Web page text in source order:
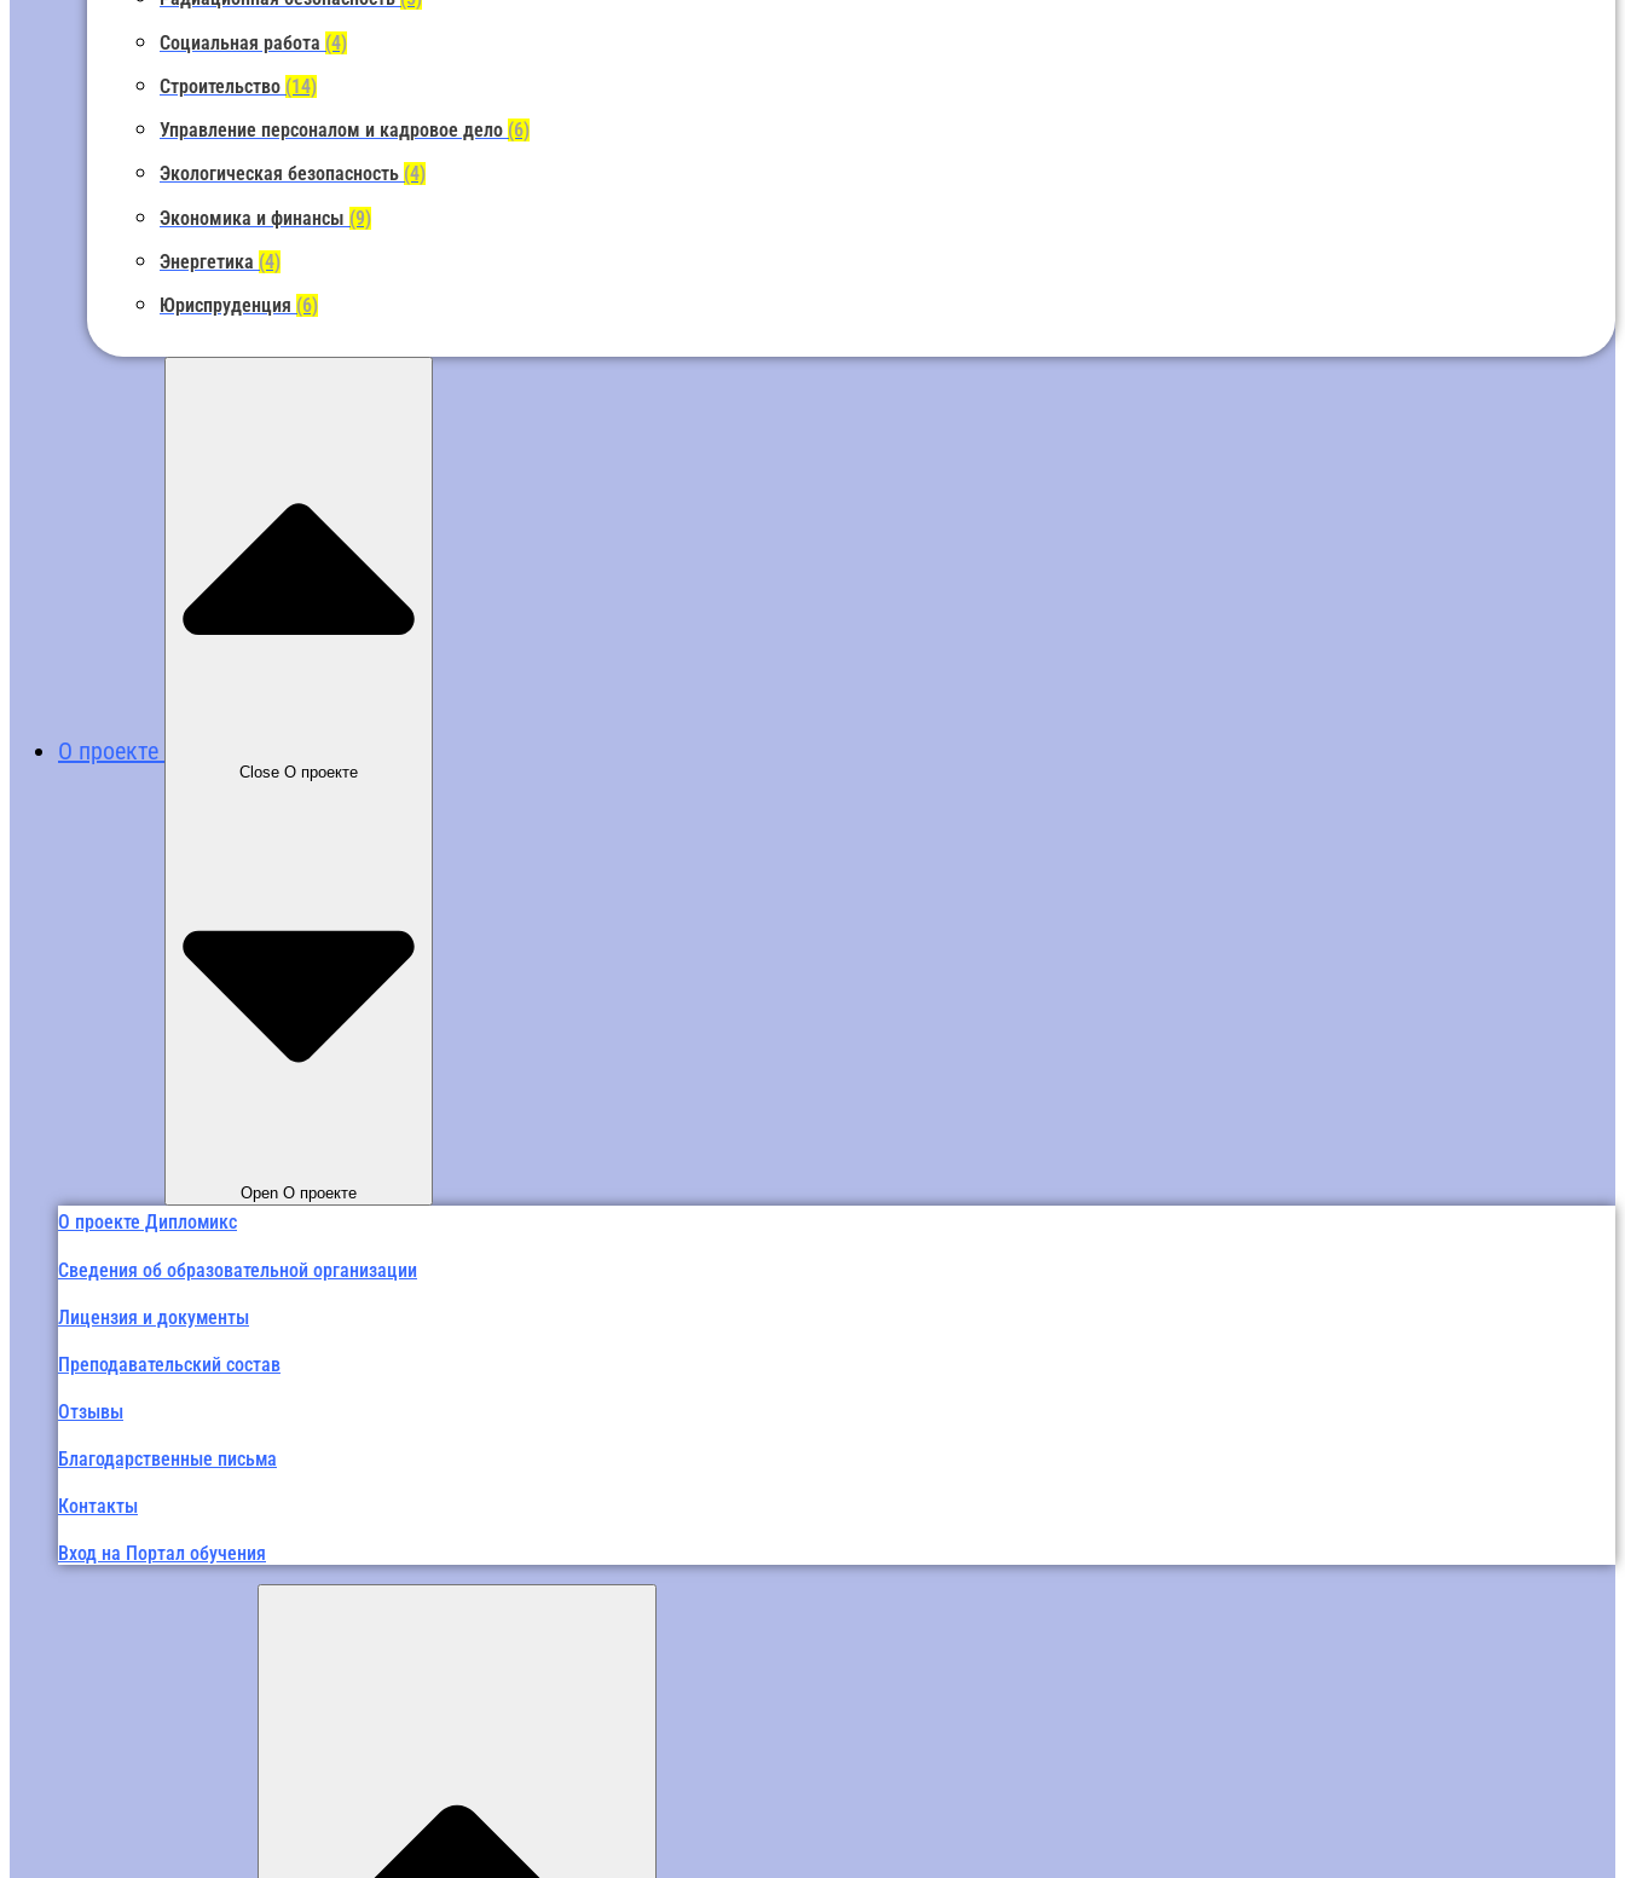
Социальная работа (4)
Строительство (14)
Управление персоналом и кадровое дело (6)
Экологическая безопасность (4)
Экономика и финансы (9)
Энергетика (4)
Юриспруденция (6)
О проекте
Close О проекте
Open О проекте
О проекте Дипломикс
Сведения об образовательной организации
Лицензия и документы
Преподавательский состав
Отзывы
Благодарственные письма
Контакты
Вход на Портал обучения